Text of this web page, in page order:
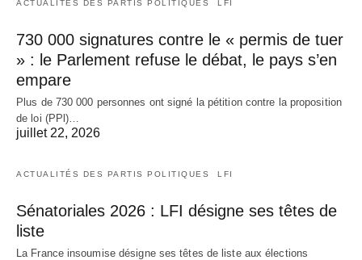
ACTUALITÉS DES PARTIS POLITIQUES LFI
730 000 signatures contre le « permis de tuer
» : le Parlement refuse le débat, le pays s’en
empare
Plus de 730 000 personnes ont signé la pétition contre la proposition
de loi (PPl)…
juillet 22, 2026
ACTUALITÉS DES PARTIS POLITIQUES LFI
Sénatoriales 2026 : LFI désigne ses têtes de
liste
La France insoumise désigne ses têtes de liste aux élections